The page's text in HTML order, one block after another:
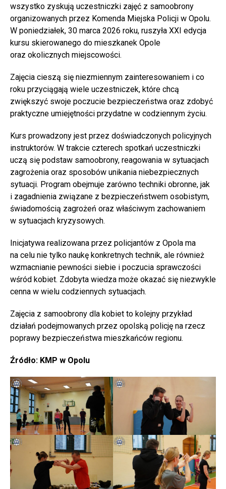
wszystko zyskują uczestniczki zajęć z samoobrony
organizowanych przez Komenda Miejska Policji w Opolu.
W poniedziałek, 30 marca 2026 roku, ruszyła XXI edycja
kursu skierowanego do mieszkanek Opole
oraz okolicznych miejscowości.
Zajęcia cieszą się niezmiennym zainteresowaniem i co
roku przyciągają wiele uczestniczek, które chcą
zwiększyć swoje poczucie bezpieczeństwa oraz zdobyć
praktyczne umiejętności przydatne w codziennym życiu.
Kurs prowadzony jest przez doświadczonych policyjnych
instruktorów. W trakcie czterech spotkań uczestniczki
uczą się podstaw samoobrony, reagowania w sytuacjach
zagrożenia oraz sposobów unikania niebezpiecznych
sytuacji. Program obejmuje zarówno techniki obronne, jak
i zagadnienia związane z bezpieczeństwem osobistym,
świadomością zagrożeń oraz właściwym zachowaniem
w sytuacjach kryzysowych.
Inicjatywa realizowana przez policjantów z Opola ma
na celu nie tylko naukę konkretnych technik, ale również
wzmacnianie pewności siebie i poczucia sprawczości
wśród kobiet. Zdobyta wiedza może okazać się niezwykle
cenna w wielu codziennych sytuacjach.
Zajęcia z samoobrony dla kobiet to kolejny przykład
działań podejmowanych przez opolską policję na rzecz
poprawy bezpieczeństwa mieszkańców regionu.
Źródło: KMP w Opolu